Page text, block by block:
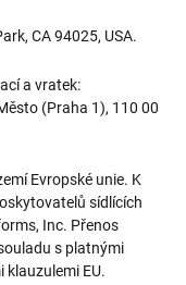
CA 94025, USA.
a vratek:
(Praha 1), 110 00
Evropské unie. K
sídlících
Inc. Přenos
s platnými
EU.